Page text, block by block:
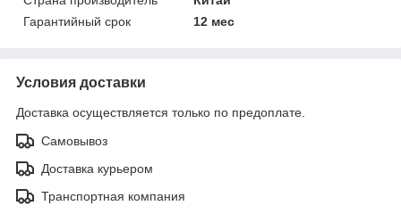
Гарантийный срок
12 мес
Условия доставки
Доставка осуществляется только по предоплате.
Самовывоз
Доставка курьером
Транспортная компания